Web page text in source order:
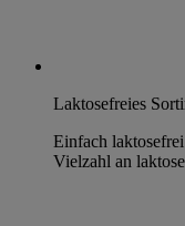
Laktosefreies
Einfach
Vielzahl an